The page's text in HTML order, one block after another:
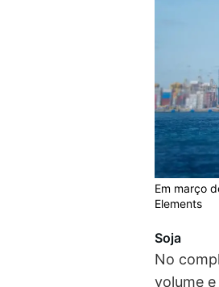
Em março
Elements
Soja
No
volume